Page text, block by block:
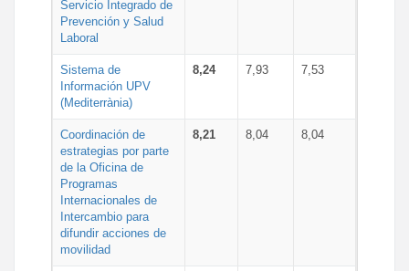
Servicio Integrado de
Prevención y Salud
Laboral
Sistema de
Información UPV
(Mediterrània)
8,24 7,93 7,53
Coordinación de
estrategias por parte
de la Oficina de
Programas
Internacionales de
Intercambio para
difundir acciones de
movilidad
8,21 8,04 8,04